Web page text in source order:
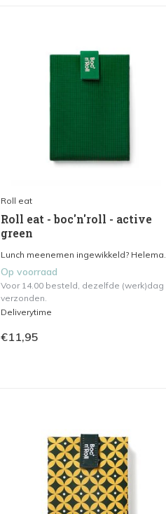
Roll eat
Roll eat - boc'n'roll - active
green
Lunch meenemen ingewikkeld? Helema...
Op voorraad
Voor 14.00 besteld, dezelfde (werk)dag
verzonden.
Deliverytime
€11,95